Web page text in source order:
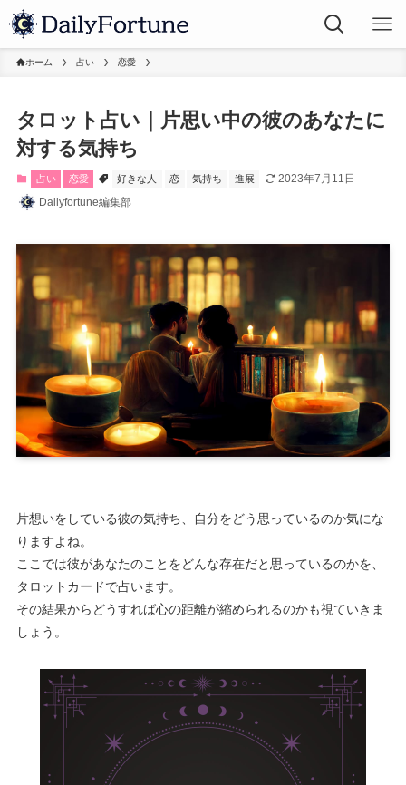
ホーム 占い 恋愛
タロット占い｜片思い中の彼のあなたに
対する気持ち
占い 恋愛 好きな人 恋 気持ち 進展
2023年7月11日
Dailyfortune編集部
片想いをしている彼の気持ち、自分をどう思っているのか気にな
りますよね。
ここでは彼があなたのことをどんな存在だと思っているのかを、
タロットカードで占います。
その結果からどうすれば心の距離が縮められるのかも視ていきま
しょう。